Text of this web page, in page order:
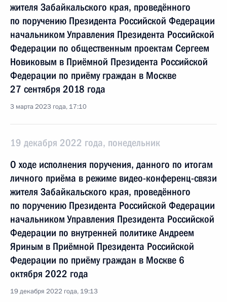
жителя Забайкальского края, проведённого
по поручению Президента Российской Федерации
начальником Управления Президента Российской
Федерации по общественным проектам Сергеем
Новиковым в Приёмной Президента Российской
Федерации по приёму граждан в Москве
27 сентября 2018 года
3 марта 2023 года, 17:10
19 декабря 2022 года, понедельник
О ходе исполнения поручения, данного по итогам
личного приёма в режиме видео-конференц-связи
жителя Забайкальского края, проведённого
по поручению Президента Российской Федерации
начальником Управления Президента Российской
Федерации по внутренней политике Андреем
Яриным в Приёмной Президента Российской
Федерации по приёму граждан в Москве 6
октября 2022 года
19 декабря 2022 года, 19:13